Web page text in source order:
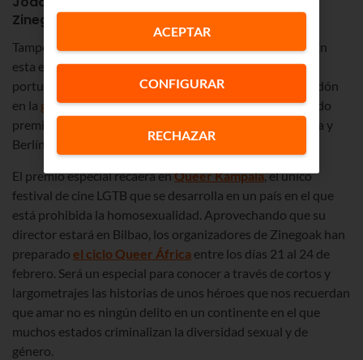
Zinegoak
Tampoco faltarán los prestigiosos premios del festival. En
esta edición, el premio honorífico será para el cineasta
portugués
Joao Pedro Rodrigues, que recogerá su galardón
en la gala inaugural. Sus provocativos trabajos ya han sido
premiados en los certámenes internacionales de Venecia y
Berlín.
El premio especial recaerá enQueer Kampala, el único
festival de cine LGTB que se desarrolla en un país en el que
está prohibida la homosexualidad. Aprovechando que su
director estará en Bilbao, los organizadores de Zinegoak han
preparado el ciclo Queer África entre los días 21 al 24 de
febrero. Será un especial para conocer a través de cortos y
largometrajes las historias de unos héroes que nos recuerdan
que amar no es ningún delito en un continente en el que
muchos estados criminalizan la diversidad sexual y de
género.
CONFIGURAR
RECHAZAR
ACEPTAR